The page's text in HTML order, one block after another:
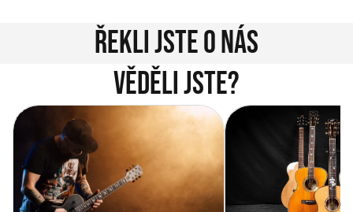
Řekli jste o nás
Věděli jste?
Vítejte na novém e-shopu Music
City
Jak vybrat